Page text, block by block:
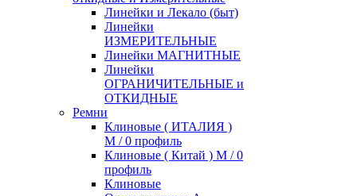
Линейки и Лекало (быт)
Линейки
ИЗМЕРИТЕЛЬНЫЕ
Линейки МАГНИТНЫЕ
Линейки
ОГРАНИЧИТЕЛЬНЫЕ и
ОТКИДНЫЕ
Ремни
Клиновые ( ИТАЛИЯ )
М / 0 профиль
Клиновые ( Китай ) М / 0
профиль
Клиновые